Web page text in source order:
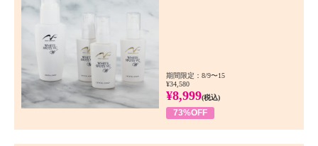
期間限定：8/9〜15
¥34,580
¥8,999(税込)
73%OFF